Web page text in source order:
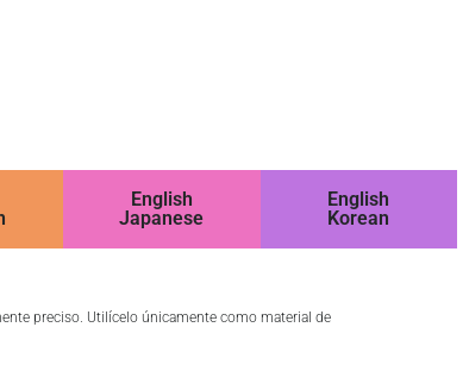
English
Japanese
English
Korean
preciso. Utilícelo únicamente como material de